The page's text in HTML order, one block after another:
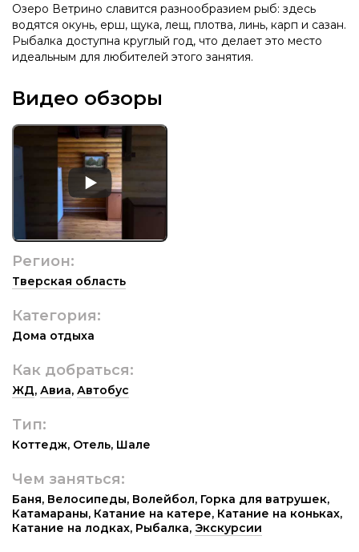
Озеро Ветрино славится разнообразием рыб: здесь
водятся окунь, ерш, щука, лещ, плотва, линь, карп и сазан.
Рыбалка доступна круглый год, что делает это место
идеальным для любителей этого занятия.
Видео обзоры
Регион:
Тверская область
Категория:
Дома отдыха
Как добраться:
ЖД, Авиа, Автобус
Тип:
Коттедж, Отель, Шале
Чем заняться:
Баня, Велосипеды, Волейбол, Горка для ватрушек,
Катамараны, Катание на катере, Катание на коньках,
Катание на лодках, Рыбалка, Экскурсии